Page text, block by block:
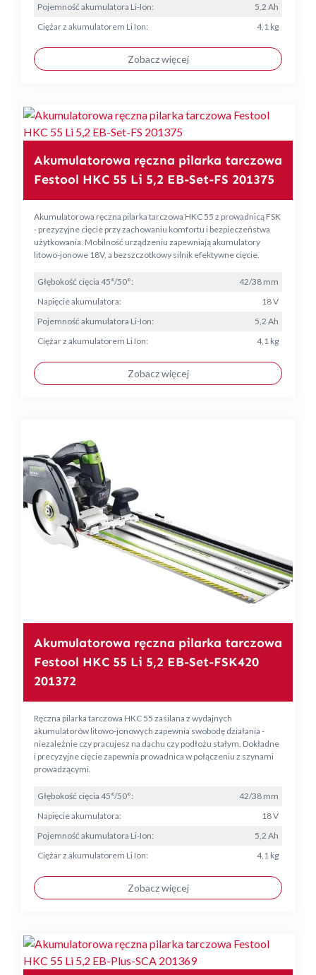
Pojemność akumulatora Li-Ion:
5,2 Ah
Ciężar z akumulatorem Li Ion:
4,1 kg
Zobacz więcej
Akumulatorowa ręczna pilarka tarczowa
Festool HKC 55 Li 5,2 EB-Set-FS 201375
Akumulatorowa ręczna pilarka tarczowa HKC 55 z prowadnicą FSK
- prezyzyjne cięcie przy zachowaniu komfortu i bezpieczeństwa
użytkowania. Mobilność urządzeniu zapewniają akumulatory
litowo-jonowe 18V, a bezszczotkowy silnik efektywne cięcie.
Głębokość cięcia 45°/50°:
42/38 mm
Napięcie akumulatora:
18 V
Pojemność akumulatora Li-Ion:
5,2 Ah
Ciężar z akumulatorem Li Ion:
4,1 kg
Zobacz więcej
Akumulatorowa ręczna pilarka tarczowa
Festool HKC 55 Li 5,2 EB-Set-FSK420
201372
Ręczna pilarka tarczowa HKC 55 zasilana z wydajnych
akumulatorów litowo-jonowych zapewnia swobodę działania -
niezależnie czy pracujesz na dachu czy podłożu stałym. Dokładne
i precyzyjne cięcie zapewnia prowadnica w połączeniu z szynami
prowadzącymi.
Głębokość cięcia 45°/50°:
42/38 mm
Napięcie akumulatora:
18 V
Pojemność akumulatora Li-Ion:
5,2 Ah
Ciężar z akumulatorem Li Ion:
4,1 kg
Zobacz więcej